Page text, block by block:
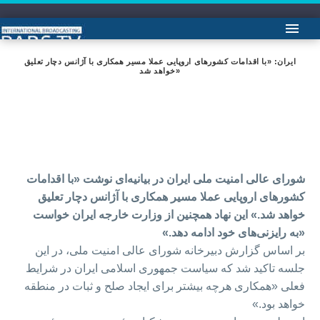
ایران: «با اقدامات کشورهای اروپایی عملا مسیر همکاری با آژانس دچار تعلیق
خواهد شد»
شورای عالی امنیت ملی ایران در بیانیه‌ای نوشت «با اقدامات
کشورهای اروپایی عملا مسیر همکاری با آژانس دچار تعلیق
خواهد شد.» این نهاد همچنین از وزارت خارجه ایران خواست
«به رایزنی‌های خود ادامه دهد.»
بر اساس گزارش دبیرخانه شورای عالی امنیت ملی، در این
جلسه تاکید شد که سیاست جمهوری اسلامی ایران در شرایط
فعلی «همکاری هرچه بیشتر برای ایجاد صلح و ثبات در منطقه
خواهد بود.»